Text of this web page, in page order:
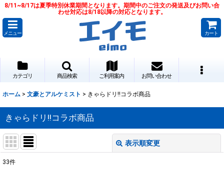
8/11~8/17は夏季特別休業期間となります。期間中のご注文の発送及びお問い合
わせ対応は8/18以降の対応となります。
メニュー カート
カテゴリ 商品検索 ご利用案内 お問い合わせ
ホーム > 文豪とアルケミスト > きゃらドリ!!コラボ商品
きゃらドリ!!コラボ商品
表示順変更
33件